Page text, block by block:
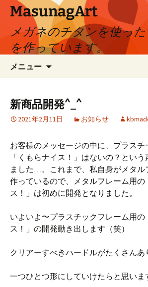
ツ
ス
MasunagArt
メガネのチタンを使っ
を作っています。
メニュー
新商品開発^_^
2021年2月11日 お知らせ
お客様のメッセージの中に、プラス
「くもらナイス！」はないの？とい
ました…。これまで、私自身がメタル
作っているので、メタルフレーム用の
ス！」は初めに開発となりました。
いよいよ〜プラスチックフレーム用の
ス！」の開発動き出します（笑）
クリアーすべきハードルがたくさんあ
一つひとつ形にしていけたらと思いま